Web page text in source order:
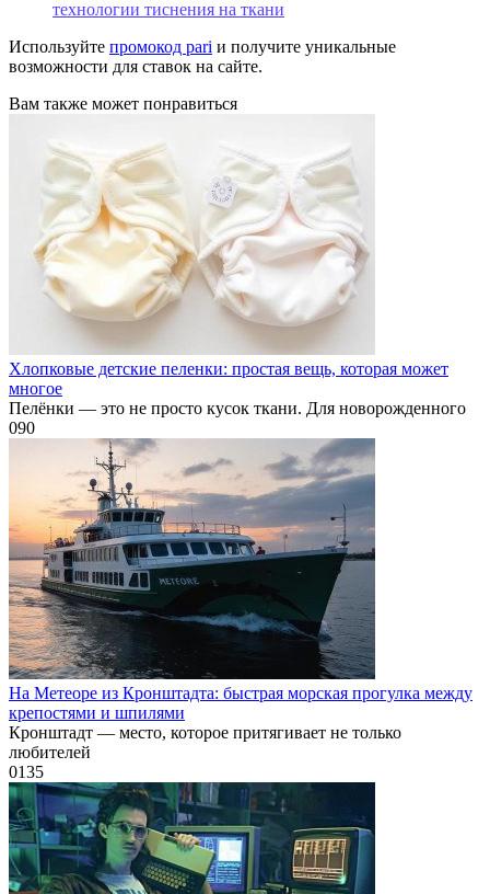
технологии тиснения на ткани
Используйте промокод pari и получите уникальные
возможности для ставок на сайте.
Вам также может понравиться
Хлопковые детские пеленки: простая вещь, которая может
многое
Пелёнки — это не просто кусок ткани. Для новорожденного
090
На Метеоре из Кронштадта: быстрая морская прогулка между
крепостями и шпилями
Кронштадт — место, которое притягивает не только
любителей
0135